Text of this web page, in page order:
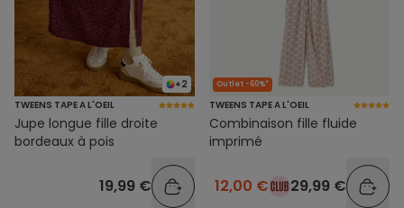
+2
TWEENS TAPE A L'OEIL
Jupe longue fille droite
bordeaux à pois
19,99 €
Outlet -60%*
TWEENS TAPE A L'OEIL
Combinaison fille fluide
imprimé
12,00 € 29,99 €